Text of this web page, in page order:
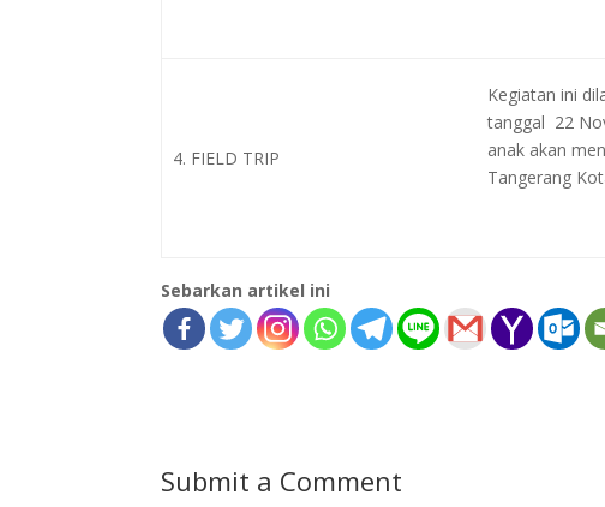
4. FIELD TRIP
Kegiatan ini
tanggal 22
anak akan
Tangerang
Sebarkan artikel ini
Submit a Comment